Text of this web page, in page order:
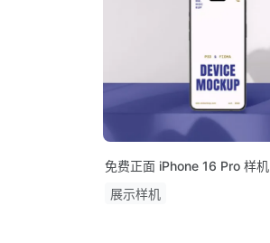
免费正面 iPhone 16 Pro 样机
展示样机